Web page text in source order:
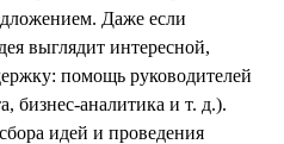
Даже если
выглядит интересной,
помощь руководителей
бизнес-аналитика и т. д.).
идей и проведения